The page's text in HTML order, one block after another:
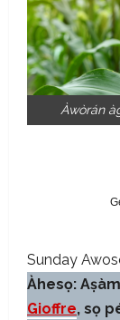
Àwòrán
Sunday
Àhesọ:
Gioffre, sọ